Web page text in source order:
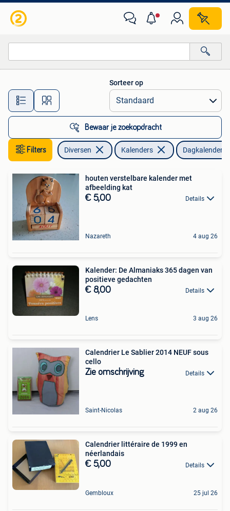
Alle afstanden…
Sorteer op
Bewaar je zoekopdracht
Filters Diversen Kalenders Dagkalender
houten verstelbare kalender met
afbeelding kat
€ 5,00 Details
Nazareth 4 aug 26
Kalender: De Almaniaks 365 dagen van
positieve gedachten
€ 8,00 Details
Lens 3 aug 26
Calendrier Le Sablier 2014 NEUF sous
cello
Zie omschrijving Details
Saint-Nicolas 2 aug 26
Calendrier littéraire de 1999 en
néerlandais
€ 5,00 Details
Gembloux 25 jul 26